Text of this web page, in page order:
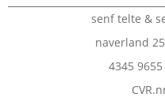
senf telte &
naverland
4345